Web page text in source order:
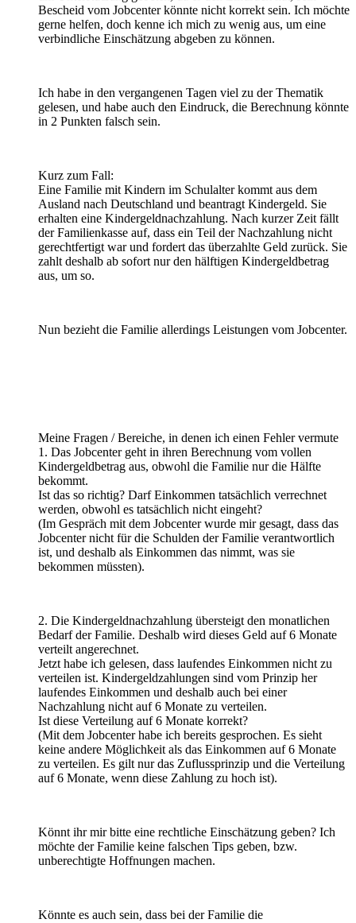
Bescheid vom Jobcenter könnte nicht korrekt sein. Ich möchte
gerne helfen, doch kenne ich mich zu wenig aus, um eine
verbindliche Einschätzung abgeben zu können.
Ich habe in den vergangenen Tagen viel zu der Thematik
gelesen, und habe auch den Eindruck, die Berechnung könnte
in 2 Punkten falsch sein.
Kurz zum Fall:
Eine Familie mit Kindern im Schulalter kommt aus dem
Ausland nach Deutschland und beantragt Kindergeld. Sie
erhalten eine Kindergeldnachzahlung. Nach kurzer Zeit fällt
der Familienkasse auf, dass ein Teil der Nachzahlung nicht
gerechtfertigt war und fordert das überzahlte Geld zurück. Sie
zahlt deshalb ab sofort nur den hälftigen Kindergeldbetrag
aus, um so.
Nun bezieht die Familie allerdings Leistungen vom Jobcenter.
Meine Fragen / Bereiche, in denen ich einen Fehler vermute
1. Das Jobcenter geht in ihren Berechnung vom vollen
Kindergeldbetrag aus, obwohl die Familie nur die Hälfte
bekommt.
Ist das so richtig? Darf Einkommen tatsächlich verrechnet
werden, obwohl es tatsächlich nicht eingeht?
(Im Gespräch mit dem Jobcenter wurde mir gesagt, dass das
Jobcenter nicht für die Schulden der Familie verantwortlich
ist, und deshalb als Einkommen das nimmt, was sie
bekommen müssten).
2. Die Kindergeldnachzahlung übersteigt den monatlichen
Bedarf der Familie. Deshalb wird dieses Geld auf 6 Monate
verteilt angerechnet.
Jetzt habe ich gelesen, dass laufendes Einkommen nicht zu
verteilen ist. Kindergeldzahlungen sind vom Prinzip her
laufendes Einkommen und deshalb auch bei einer
Nachzahlung nicht auf 6 Monate zu verteilen.
Ist diese Verteilung auf 6 Monate korrekt?
(Mit dem Jobcenter habe ich bereits gesprochen. Es sieht
keine andere Möglichkeit als das Einkommen auf 6 Monate
zu verteilen. Es gilt nur das Zuflussprinzip und die Verteilung
auf 6 Monate, wenn diese Zahlung zu hoch ist).
Könnt ihr mir bitte eine rechtliche Einschätzung geben? Ich
möchte der Familie keine falschen Tips geben, bzw.
unberechtigte Hoffnungen machen.
Könnte es auch sein, dass bei der Familie die